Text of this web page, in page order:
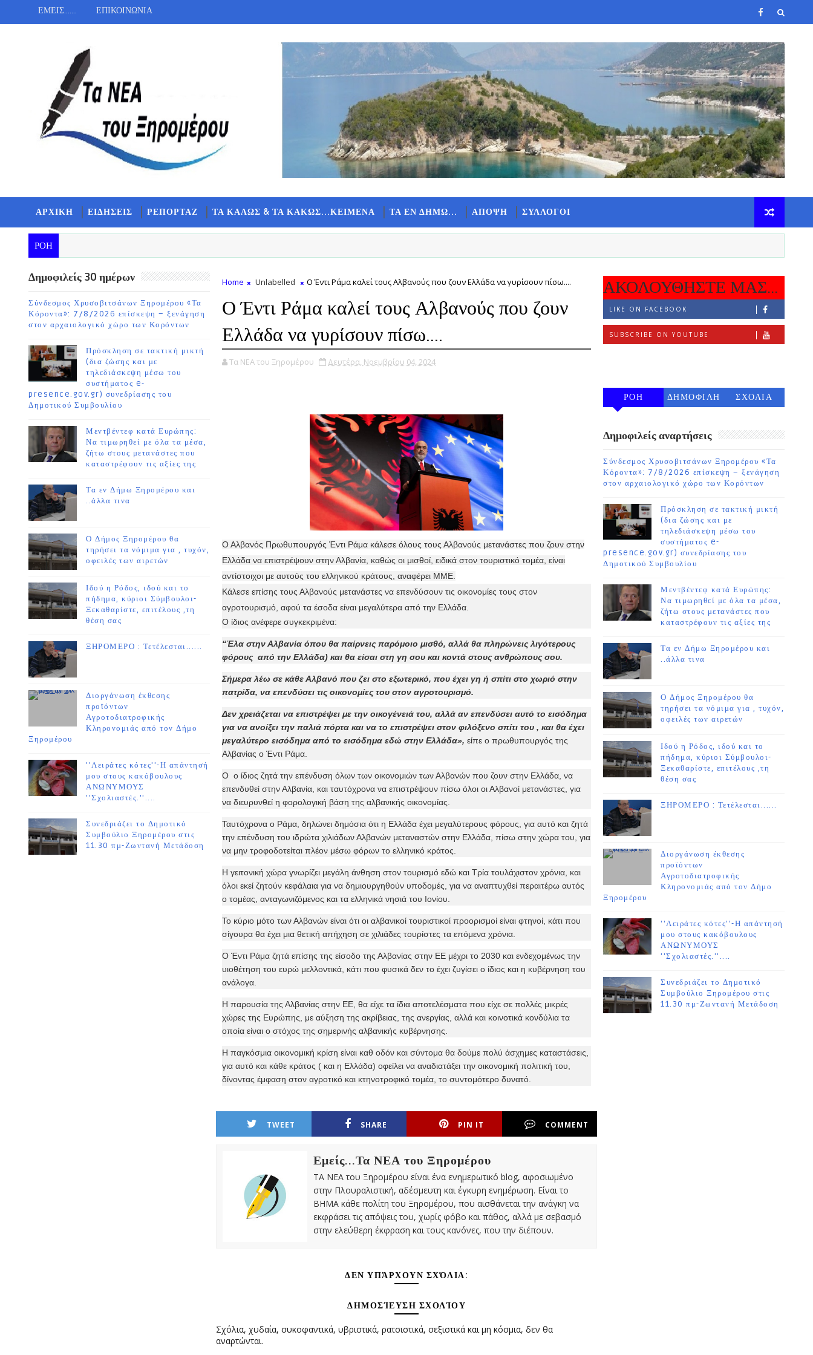
ΕΜΕΙΣ....... ΕΠΙΚΟΙΝΩΝΙΑ
ΑΡΧΙΚΗ ΕΙΔΗΣΕΙΣ ΡΕΠΟΡΤΑΖ ΤΑ ΚΑΛΩΣ & ΤΑ ΚΑΚΩΣ...ΚΕΙΜΕΝΑ ΤΑ ΕΝ ΔΗΜΩ... ΑΠΟΨΗ ΣΥΛΛΟΓΟΙ
ΡΟΗ
Δημοφιλείς 30 ημέρων
Σύνδεσμος Χρυσοβιτσάνων Ξηρομέρου «Τα
Κόροντα»: 7/8/2026 επίσκεψη – ξενάγηση
στον αρχαιολογικό χώρο των Κορόντων
Πρόσκληση σε τακτική μικτή
(δια ζώσης και με
τηλεδιάσκεψη μέσω του
συστήματος e-
presence.gov.gr) συνεδρίασης του
Δημοτικού Συμβουλίου
Μεντβέντεφ κατά Ευρώπης:
Να τιμωρηθεί με όλα τα μέσα,
ζήτω στους μετανάστες που
καταστρέφουν τις αξίες της
Τα εν Δήμω Ξηρομέρου και
..άλλα τινα
Ο Δήμος Ξηρομέρου θα
τηρήσει τα νόμιμα για , τυχόν,
οφειλές των αιρετών
Ιδού η Ρόδος, ιδού και το
πήδημα, κύριοι Σύμβουλοι-
Ξεκαθαρίστε, επιτέλους ,τη
θέση σας
ΞΗΡΟΜΕΡΟ : Τετέλεσται......
Διοργάνωση έκθεσης
προϊόντων
Αγροτοδιατροφικής
Κληρονομιάς από τον Δήμο
Ξηρομέρου
''Λειράτες κότες''-Η απάντησή
μου στους κακόβουλους
ΑΝΩΝΥΜΟΥΣ
''Σχολιαστές.''....
Συνεδριάζει το Δημοτικό
Συμβούλιο Ξηρομέρου στις
11.30 πμ-Ζωντανή Μετάδοση
Home Unlabelled Ο Έντι Ράμα καλεί τους Αλβανούς που ζουν Ελλάδα να γυρίσουν πίσω....
Ο Έντι Ράμα καλεί τους Αλβανούς που ζουν
Ελλάδα να γυρίσουν πίσω....
Τα ΝΕΑ του Ξηρομέρου Δευτέρα, Νοεμβρίου 04, 2024
Ο Αλβανός Πρωθυπουργός Έντι Ράμα κάλεσε όλους τους Αλβανούς μετανάστες που ζουν στην
Ελλάδα να επιστρέψουν στην Αλβανία, καθώς οι μισθοί, ειδικά στον τουριστικό τομέα, είναι
αντίστοιχοι με αυτούς του ελληνικού κράτους, αναφέρει ΜΜΕ.
Κάλεσε επίσης τους Αλβανούς μετανάστες να επενδύσουν τις οικονομίες τους στον
αγροτουρισμό, αφού τα έσοδα είναι μεγαλύτερα από την Ελλάδα.
Ο ίδιος ανέφερε συγκεκριμένα:
“Έλα στην Αλβανία όπου θα παίρνεις παρόμοιο μισθό, αλλά θα πληρώνεις λιγότερους
φόρους από την Ελλάδα) και θα είσαι στη γη σου και κοντά στους ανθρώπους σου.
Σήμερα λέω σε κάθε Αλβανό που ζει στο εξωτερικό, που έχει γη ή σπίτι στο χωριό στην
πατρίδα, να επενδύσει τις οικονομίες του στον αγροτουρισμό.
Δεν χρειάζεται να επιστρέψει με την οικογένειά του, αλλά αν επενδύσει αυτό το εισόδημα
για να ανοίξει την παλιά πόρτα και να το επιστρέψει στον φιλόξενο σπίτι του , και θα έχει
μεγαλύτερο εισόδημα από το εισόδημα εδώ στην Ελλάδα», είπε ο πρωθυπουργός της
Αλβανίας ο Έντι Ράμα.
Ο ο ίδιος ζητά την επένδυση όλων των οικονομιών των Αλβανών που ζουν στην Ελλάδα, να
επενδυθεί στην Αλβανία, και ταυτόχρονα να επιστρέψουν πίσω όλοι οι Αλβανοί μετανάστες, για
να διευρυνθεί η φορολογική βάση της αλβανικής οικονομίας.
Ταυτόχρονα ο Ράμα, δηλώνει δημόσια ότι η Ελλάδα έχει μεγαλύτερους φόρους, για αυτό και ζητά
την επένδυση του ιδρώτα χιλιάδων Αλβανών μεταναστών στην Ελλάδα, πίσω στην χώρα του, για
να μην τροφοδοτείται πλέον μέσω φόρων το ελληνικό κράτος.
Η γειτονική χώρα γνωρίζει μεγάλη άνθηση στον τουρισμό εδώ και Τρία τουλάχιστον χρόνια, και
όλοι εκεί ζητούν κεφάλαια για να δημιουργηθούν υποδομές, για να αναπτυχθεί περαιτέρω αυτός
ο τομέας, ανταγωνιζόμενος και τα ελληνικά νησιά του Ιονίου.
Το κύριο μότο των Αλβανών είναι ότι οι αλβανικοί τουριστικοί προορισμοί είναι φτηνοί, κάτι που
σίγουρα θα έχει μια θετική απήχηση σε χιλιάδες τουρίστες τα επόμενα χρόνια.
Ο Έντι Ράμα ζητά επίσης της είσοδο της Αλβανίας στην ΕΕ μέχρι το 2030 και ενδεχομένως την
υιοθέτηση του ευρώ μελλοντικά, κάτι που φυσικά δεν το έχει ζυγίσει ο ίδιος και η κυβέρνηση του
ανάλογα.
Η παρουσία της Αλβανίας στην ΕΕ, θα είχε τα ίδια αποτελέσματα που είχε σε πολλές μικρές
χώρες της Ευρώπης, με αύξηση της ακρίβειας, της ανεργίας, αλλά και κοινοτικά κονδύλια τα
οποία είναι ο στόχος της σημερινής αλβανικής κυβέρνησης.
Η παγκόσμια οικονομική κρίση είναι καθ οδόν και σύντομα θα δούμε πολύ άσχημες καταστάσεις,
για αυτό και κάθε κράτος ( και η Ελλάδα) οφείλει να αναδιατάξει την οικονομική πολιτική του,
δίνοντας έμφαση στον αγροτικό και κτηνοτροφικό τομέα, το συντομότερο δυνατό.
TWEET SHARE PIN IT COMMENT
Εμείς...Τα ΝΕΑ του Ξηρομέρου
ΤΑ ΝΕΑ του Ξηρομέρου είναι ένα ενημερωτικό blog, αφοσιωμένο
στην Πλουραλιστική, αδέσμευτη και έγκυρη ενημέρωση. Είναι το
ΒΗΜΑ κάθε πολίτη του Ξηρομέρου, που αισθάνεται την ανάγκη να
εκφράσει τις απόψεις του, χωρίς φόβο και πάθος, αλλά με σεβασμό
στην ελεύθερη έκφραση και τους κανόνες, που την διέπουν.
ΔΕΝ ΥΠΆΡΧΟΥΝ ΣΧΌΛΙΑ:
ΔΗΜΟΣΊΕΥΣΗ ΣΧΟΛΊΟΥ
Σχόλια, χυδαία, συκοφαντικά, υβριστικά, ρατσιστικά, σεξιστικά και μη κόσμια, δεν θα
αναρτώνται.
ΑΚΟΛΟΥΘΗΣΤΕ ΜΑΣ...
LIKE ON FACEBOOK
SUBSCRIBE ON YOUTUBE
ΡΟΗ
ΔΗΜΟΦΙΛΗ
ΣΧΟΛΙΑ
Δημοφιλείς αναρτήσεις
Σύνδεσμος Χρυσοβιτσάνων Ξηρομέρου «Τα
Κόροντα»: 7/8/2026 επίσκεψη – ξενάγηση
στον αρχαιολογικό χώρο των Κορόντων
Πρόσκληση σε τακτική μικτή
(δια ζώσης και με
τηλεδιάσκεψη μέσω του
συστήματος e-
presence.gov.gr) συνεδρίασης του
Δημοτικού Συμβουλίου
Μεντβέντεφ κατά Ευρώπης:
Να τιμωρηθεί με όλα τα μέσα,
ζήτω στους μετανάστες που
καταστρέφουν τις αξίες της
Τα εν Δήμω Ξηρομέρου και
..άλλα τινα
Ο Δήμος Ξηρομέρου θα
τηρήσει τα νόμιμα για , τυχόν,
οφειλές των αιρετών
Ιδού η Ρόδος, ιδού και το
πήδημα, κύριοι Σύμβουλοι-
Ξεκαθαρίστε, επιτέλους ,τη
θέση σας
ΞΗΡΟΜΕΡΟ : Τετέλεσται......
Διοργάνωση έκθεσης
προϊόντων
Αγροτοδιατροφικής
Κληρονομιάς από τον Δήμο
Ξηρομέρου
''Λειράτες κότες''-Η απάντησή
μου στους κακόβουλους
ΑΝΩΝΥΜΟΥΣ
''Σχολιαστές.''....
Συνεδριάζει το Δημοτικό
Συμβούλιο Ξηρομέρου στις
11.30 πμ-Ζωντανή Μετάδοση